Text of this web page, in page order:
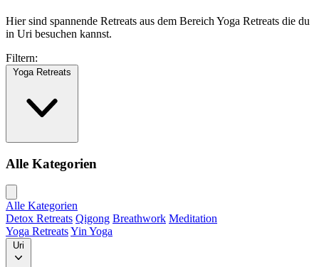
Hier sind spannende Retreats aus dem Bereich Yoga Retreats die du
in Uri besuchen kannst.
Filtern:
Yoga Retreats
Alle Kategorien
Alle Kategorien
Detox Retreats Qigong Breathwork Meditation
Yoga RetreatsYin Yoga
Uri